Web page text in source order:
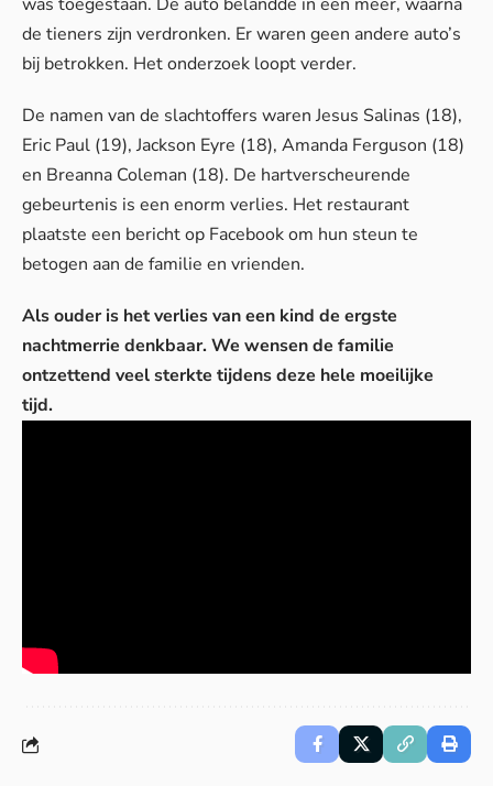
de tieners zijn verdronken. Er waren geen andere auto’s
bij betrokken. Het onderzoek loopt verder.
De namen van de slachtoffers waren Jesus Salinas (18),
Eric Paul (19), Jackson Eyre (18), Amanda Ferguson (18)
en Breanna Coleman (18). De hartverscheurende
gebeurtenis is een enorm verlies. Het restaurant
plaatste een bericht op Facebookom hun steun te
betogen aan de familie en vrienden.
Als ouder is het verlies van een kind de ergste
nachtmerrie denkbaar. We wensen de familie
ontzettend veel sterkte tijdens deze hele moeilijke
tijd.